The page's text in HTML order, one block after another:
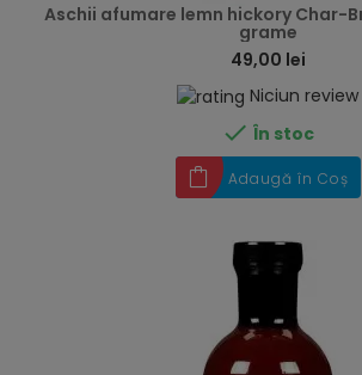
Aschii afumare lemn hickory Char-
grame
49,00 lei
Niciun review
 În stoc
Adaugă în Coș